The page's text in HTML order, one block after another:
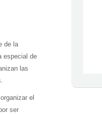
de la
especial de
las
el
ser